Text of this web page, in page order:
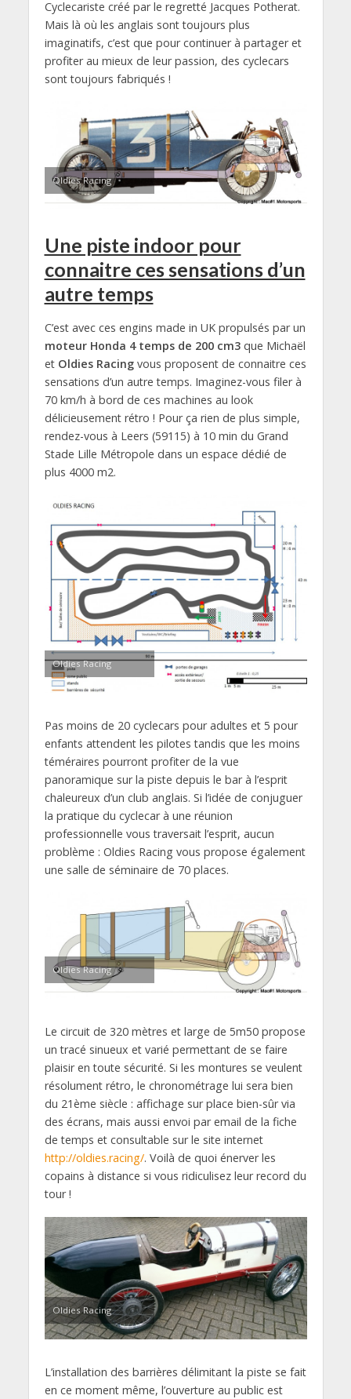
Cyclecariste créé par le regretté Jacques Potherat.
Mais là où les anglais sont toujours plus
imaginatifs, c’est que pour continuer à partager et
profiter au mieux de leur passion, des cyclecars
sont toujours fabriqués !
Oldies Racing
Une piste indoor pour
connaitre ces sensations d’un
autre temps
C’est avec ces engins made in UK propulsés par un
moteur Honda 4 temps de 200 cm3que Michaël
et Oldies Racingvous proposent de connaitre ces
sensations d’un autre temps. Imaginez-vous filer à
70 km/h à bord de ces machines au look
délicieusement rétro ! Pour ça rien de plus simple,
rendez-vous à Leers (59115) à 10 min du Grand
Stade Lille Métropole dans un espace dédié de
plus 4000 m2.
Oldies Racing
Pas moins de 20 cyclecars pour adultes et 5 pour
enfants attendent les pilotes tandis que les moins
téméraires pourront profiter de la vue
panoramique sur la piste depuis le bar à l’esprit
chaleureux d’un club anglais. Si l’idée de conjuguer
la pratique du cyclecar à une réunion
professionnelle vous traversait l’esprit, aucun
problème : Oldies Racing vous propose également
une salle de séminaire de 70 places.
Oldies Racing
Le circuit de 320 mètres et large de 5m50 propose
un tracé sinueux et varié permettant de se faire
plaisir en toute sécurité. Si les montures se veulent
résolument rétro, le chronométrage lui sera bien
du 21ème siècle : affichage sur place bien-sûr via
des écrans, mais aussi envoi par email de la fiche
de temps et consultable sur le site internet
http://oldies.racing/. Voilà de quoi énerver les
copains à distance si vous ridiculisez leur record du
tour !
Oldies Racing
L’installation des barrières délimitant la piste se fait
en ce moment même, l’ouverture au public est